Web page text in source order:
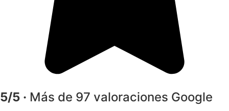
5/5 · Más de 97 valoraciones Google